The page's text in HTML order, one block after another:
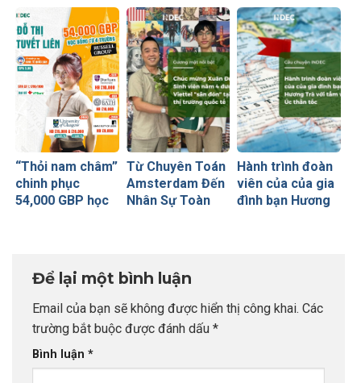
Glasgow của nữ
sinh Ngoại
thương
hổng
học bổng toàn
thế giới từ
University of
Glasgow
(Russell Group)
“Thỏi nam châm”
chinh phục
54,000 GBP học
Từ Chuyên Toán
Amsterdam Đến
Nhân Sự Toàn
Công Vượt Bậc
Hành trình đoàn
viên của của gia
đình bạn Hương
Để lại một bình luận
Email của bạn sẽ không được hiển thị công khai. Các
trường bắt buộc được đánh dấu *
Bình luận *